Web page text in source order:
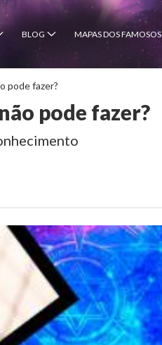
BLOG MAPAS DOS FAMOSOS
pode fazer?
pode fazer?